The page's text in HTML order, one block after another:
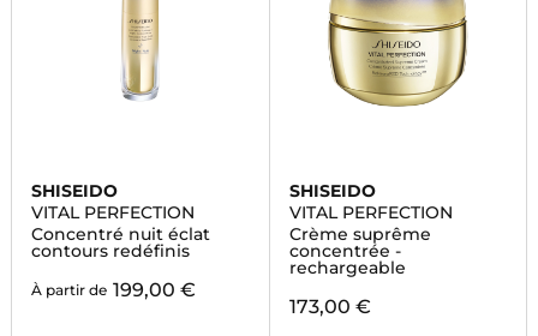
SHISEIDO
VITAL PERFECTION
Concentré nuit éclat
contours redéfinis
À partir de 199,00 €
SHISEIDO
VITAL PERFECTION
Crème suprême
concentrée -
rechargeable
173,00 €